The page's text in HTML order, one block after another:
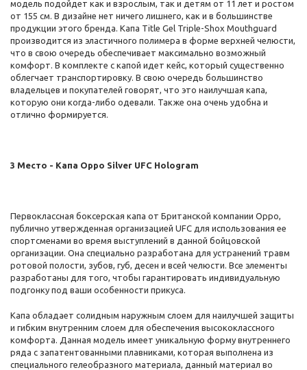
модель подойдет как и взрослым, так и детям от 11 лет и ростом
от 155 см. В дизайне нет ничего лишнего, как и в большинстве
продукции этого бренда. Капа Title Gel Triple-Shox Mouthguard
производится из эластичного полимера в форме верхней челюсти,
что в свою очередь обеспечивает максимально возможный
комфорт. В комплекте с капой идет кейс, который существенно
облегчает транспортировку. В свою очередь большинство
владельцев и покупателей говорят, что это наилучшая капа,
которую они когда-либо одевали. Также она очень удобна и
отлично формируется.
3 Место - Капа Oppo Silver UFC Hologram
Первоклассная боксерская капа от Британской компании Oppo,
публично утвержденная организацией UFC для использования ее
спортсменами во время выступлений в данной бойцовской
организации. Она специально разработана для устранений травм
ротовой полости, зубов, губ, десен и всей челюсти. Все элементы
разработаны для того, чтобы гарантировать индивидуальную
подгонку под ваши особенности прикуса.
Капа обладает солидным наружным слоем для наилучшей защиты
и гибким внутренним слоем для обеспечения высококлассного
комфорта. Данная модель имеет уникальную форму внутреннего
ряда с запатентованными плавниками, которая выполнена из
специального гелеобразного материала, данный материал во